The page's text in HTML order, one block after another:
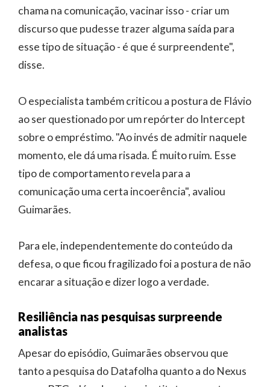
chama na comunicação, vacinar isso - criar um
discurso que pudesse trazer alguma saída para
esse tipo de situação - é que é surpreendente",
disse.
O especialista também criticou a postura de Flávio
ao ser questionado por um repórter do Intercept
sobre o empréstimo. "Ao invés de admitir naquele
momento, ele dá uma risada. É muito ruim. Esse
tipo de comportamento revela para a
comunicação uma certa incoerência", avaliou
Guimarães.
Para ele, independentemente do conteúdo da
defesa, o que ficou fragilizado foi a postura de não
encarar a situação e dizer logo a verdade.
Resiliência nas pesquisas surpreende
analistas
Apesar do episódio, Guimarães observou que
tanto a pesquisa do Datafolha quanto a do Nexus